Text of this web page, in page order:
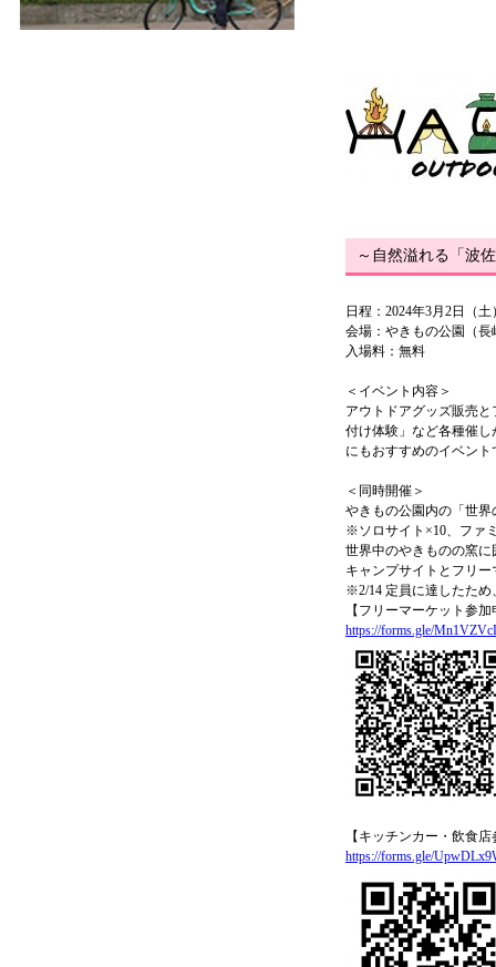
～自然溢れる「波
日程：2024年3月2日（
会場：やきもの公園（長
入場料：無料
＜イベント内容＞
アウトドアグッズ販売
付け体験」など各種催
にもおすすめのイベン
＜同時開催＞
やきもの公園内の「世
※ソロサイト×10、ファ
世界中のやきものの窯
キャンプサイトとフリ
※2/14 定員に達したため
【フリーマーケット参
https://forms.gle/
【キッチンカー・飲食
https://forms.gle/